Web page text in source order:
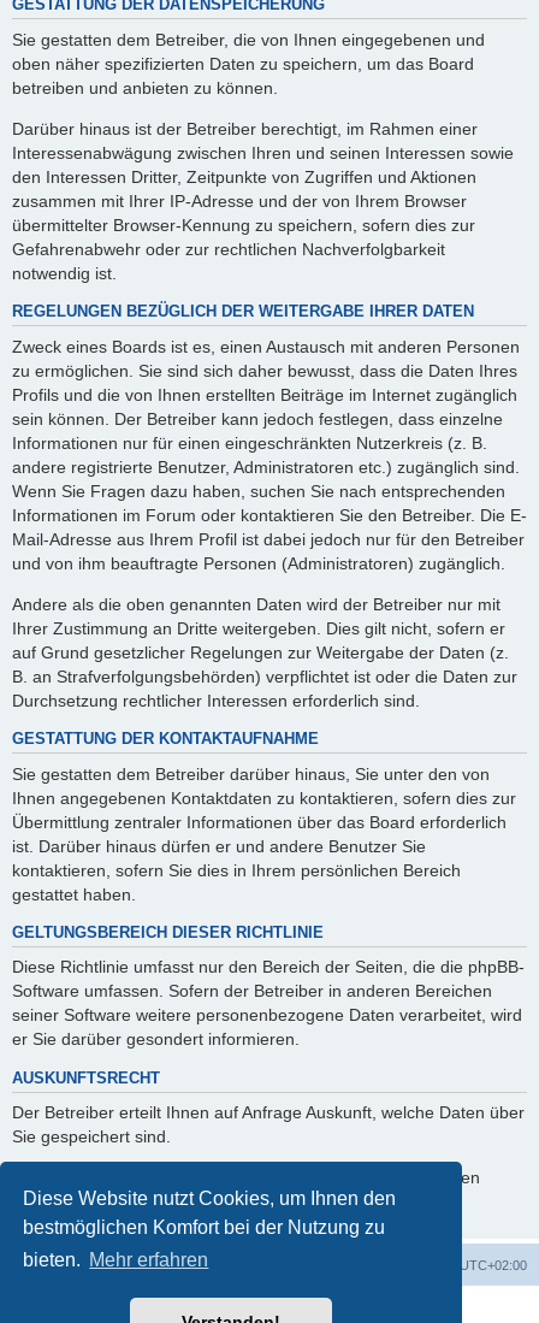
Diese Website nutzt Cookies, um Ihnen den
bestmöglichen Komfort bei der Nutzung zu
bieten. Mehr erfahren
GESTATTUNG DER DATENSPEICHERUNG
Sie gestatten dem Betreiber, die von Ihnen eingegebenen und
oben näher spezifizierten Daten zu speichern, um das Board
betreiben und anbieten zu können.
Darüber hinaus ist der Betreiber berechtigt, im Rahmen einer
Interessenabwägung zwischen Ihren und seinen Interessen sowie
den Interessen Dritter, Zeitpunkte von Zugriffen und Aktionen
zusammen mit Ihrer IP-Adresse und der von Ihrem Browser
übermittelter Browser-Kennung zu speichern, sofern dies zur
Gefahrenabwehr oder zur rechtlichen Nachverfolgbarkeit
notwendig ist.
REGELUNGEN BEZÜGLICH DER WEITERGABE IHRER DATEN
Zweck eines Boards ist es, einen Austausch mit anderen Personen
zu ermöglichen. Sie sind sich daher bewusst, dass die Daten Ihres
Profils und die von Ihnen erstellten Beiträge im Internet zugänglich
sein können. Der Betreiber kann jedoch festlegen, dass einzelne
Informationen nur für einen eingeschränkten Nutzerkreis (z. B.
andere registrierte Benutzer, Administratoren etc.) zugänglich sind.
Wenn Sie Fragen dazu haben, suchen Sie nach entsprechenden
Informationen im Forum oder kontaktieren Sie den Betreiber. Die E-
Mail-Adresse aus Ihrem Profil ist dabei jedoch nur für den Betreiber
und von ihm beauftragte Personen (Administratoren) zugänglich.
Andere als die oben genannten Daten wird der Betreiber nur mit
Ihrer Zustimmung an Dritte weitergeben. Dies gilt nicht, sofern er
auf Grund gesetzlicher Regelungen zur Weitergabe der Daten (z.
B. an Strafverfolgungsbehörden) verpflichtet ist oder die Daten zur
Durchsetzung rechtlicher Interessen erforderlich sind.
GESTATTUNG DER KONTAKTAUFNAHME
Sie gestatten dem Betreiber darüber hinaus, Sie unter den von
Ihnen angegebenen Kontaktdaten zu kontaktieren, sofern dies zur
Übermittlung zentraler Informationen über das Board erforderlich
ist. Darüber hinaus dürfen er und andere Benutzer Sie
kontaktieren, sofern Sie dies in Ihrem persönlichen Bereich
gestattet haben.
GELTUNGSBEREICH DIESER RICHTLINIE
Diese Richtlinie umfasst nur den Bereich der Seiten, die die phpBB-
Software umfassen. Sofern der Betreiber in anderen Bereichen
seiner Software weitere personenbezogene Daten verarbeitet, wird
er Sie darüber gesondert informieren.
AUSKUNFTSRECHT
Der Betreiber erteilt Ihnen auf Anfrage Auskunft, welche Daten über
Sie gespeichert sind.
Sie können jederzeit die Löschung bzw. Sperrung Ihrer Daten
verlangen. Kontaktieren Sie hierzu bitte den Betreiber.
Foren-Übersicht UTC+02:00